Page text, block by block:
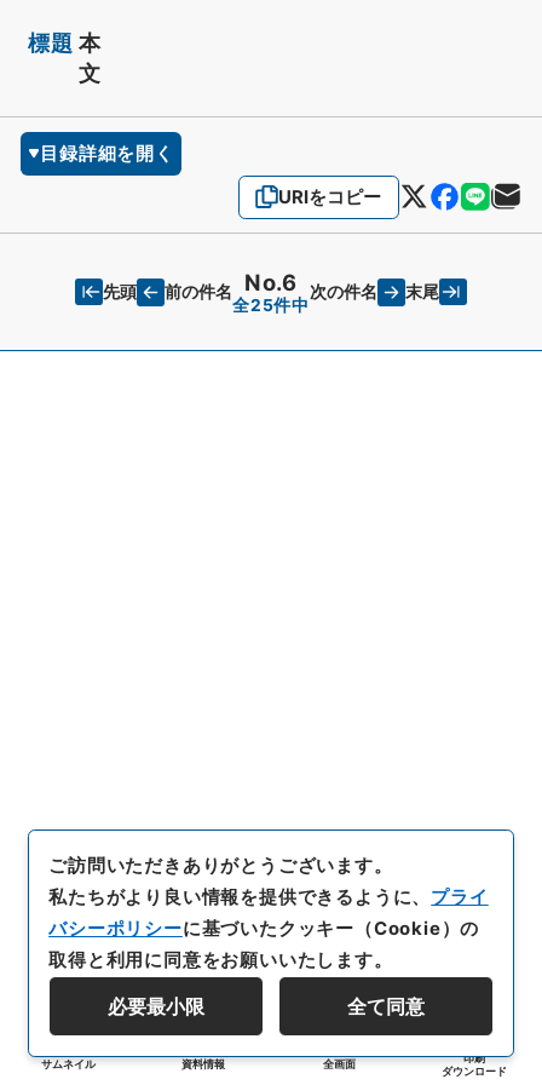
標題 本
文
目録詳細を開く
URIをコピー
先頭 前の件名 No.6
全25件中
次の件名 末尾
サムネイル 資料情報 全画面
印刷
ダウンロード
ご訪問いただきありがとうございます。
私たちがより良い情報を提供できるように、 プライ
バシーポリシーに基づいたクッキー（Cookie）の
取得と利用に同意をお願いいたします。
必要最小限 全て同意